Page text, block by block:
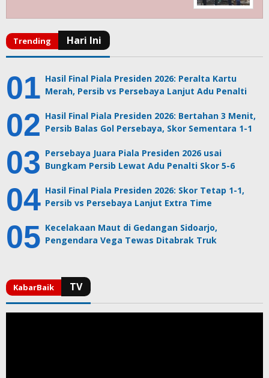
Hasil Final Piala Presiden 2026: Peralta Kartu
Merah, Persib vs Persebaya Lanjut Adu Penalti
Hasil Final Piala Presiden 2026: Bertahan 3 Menit,
Persib Balas Gol Persebaya, Skor Sementara 1-1
Persebaya Juara Piala Presiden 2026 usai
Bungkam Persib Lewat Adu Penalti Skor 5-6
Hasil Final Piala Presiden 2026: Skor Tetap 1-1,
Persib vs Persebaya Lanjut Extra Time
Kecelakaan Maut di Gedangan Sidoarjo,
Pengendara Vega Tewas Ditabrak Truk